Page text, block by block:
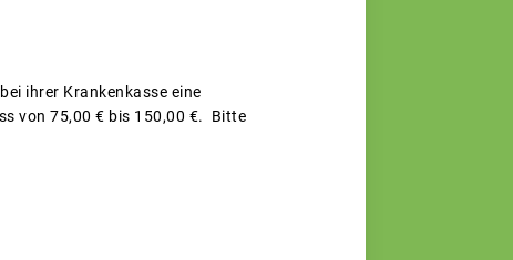
ihrer Krankenkasse eine
von 75,00 € bis 150,00 €. Bitte